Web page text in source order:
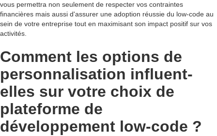
vous permettra non seulement de respecter vos contraintes
financières mais aussi d'assurer une adoption réussie du low-code au
sein de votre entreprise tout en maximisant son impact positif sur vos
activités.
Comment les options de
personnalisation influent-
elles sur votre choix de
plateforme de
développement low-code ?